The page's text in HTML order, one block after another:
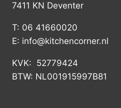
7411 KN Deventer
T: 06 41660020
E: info@kitchencorner.nl
KVK: 52779424
BTW: NL001915997B81